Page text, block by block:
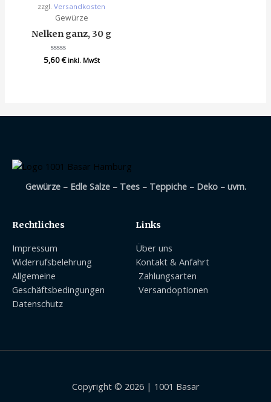
zzgl.Versandkosten
Gewürze
Nelken ganz, 30 g
Bewertet
mit
5,60€ inkl. MwSt
Gewürze – Edle Salze – Tees – Teppiche – Deko – uvm.
Rechtliches
Impressum
Widerrufsbelehrung
Allgemeine
Geschäftsbedingungen
Datenschutz
Links
Über uns
Kontakt & Anfahrt
Zahlungsarten
Versandoptionen
Copyright © 2026 | 1001 Basar